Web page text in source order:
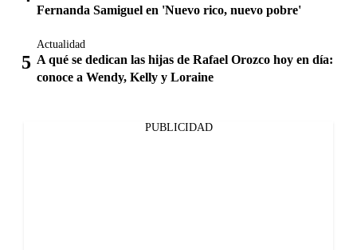
Fernanda Samiguel en 'Nuevo rico, nuevo pobre'
Actualidad
A qué se dedican las hijas de Rafael Orozco hoy en día:
conoce a Wendy, Kelly y Loraine
PUBLICIDAD